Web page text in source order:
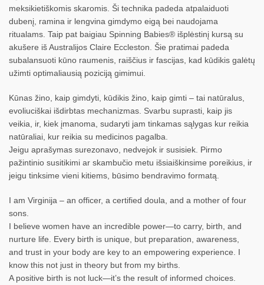
meksikietiškomis skaromis. Ši technika padeda atpalaiduoti
dubenį, ramina ir lengvina gimdymo eigą bei naudojama
ritualams. Taip pat baigiau Spinning Babies® išplėstinį kursą su
akušere iš Australijos Claire Eccleston. Šie pratimai padeda
subalansuoti kūno raumenis, raiščius ir fascijas, kad kūdikis galėtų
užimti optimaliausią poziciją gimimui.
Kūnas žino, kaip gimdyti, kūdikis žino, kaip gimti – tai natūralus,
evoliuciškai išdirbtas mechanizmas. Svarbu suprasti, kaip jis
veikia, ir, kiek įmanoma, sudaryti jam tinkamas sąlygas kur reikia
natūraliai, kur reikia su medicinos pagalba.
Jeigu aprašymas surezonavo, nedvejok ir susisiek. Pirmo
pažintinio susitikimi ar skambučio metu išsiaiškinsime poreikius, ir
jeigu tinksime vieni kitiems, būsimo bendravimo formatą.
I am Virginija – an officer, a certified doula, and a mother of four
sons.
I believe women have an incredible power—to carry, birth, and
nurture life. Every birth is unique, but preparation, awareness,
and trust in your body are key to an empowering experience. I
know this not just in theory but from my births.
A positive birth is not luck—it’s the result of informed choices.